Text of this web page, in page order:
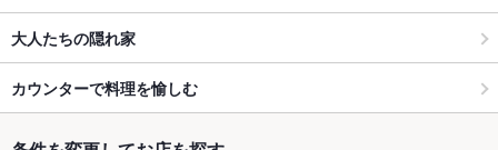
大人たちの隠れ家
カウンターで料理を愉しむ